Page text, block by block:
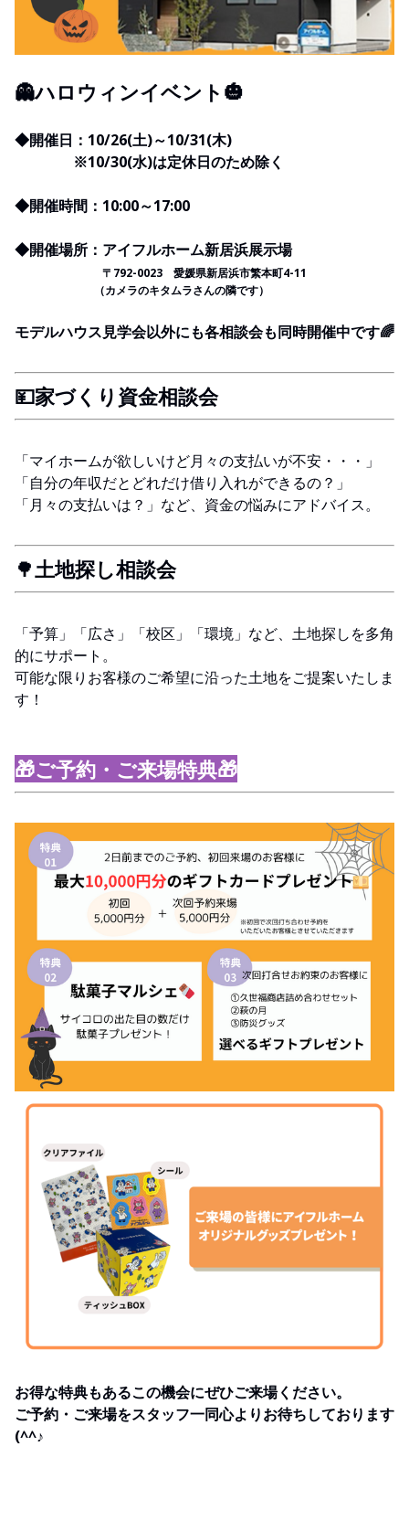
👻ハロウィンイベント🎃
◆開催日：10/26(土)～10/31(木)
※10/30(水)は定休日のため除く
◆開催時間：10:00～17:00
◆開催場所：アイフルホーム新居浜展示場
〒792-0023 愛媛県新居浜市繁本町4-11
（カメラのキタムラさんの隣です）
モデルハウス見学会以外にも各相談会も同時開催中です🌈
💴家づくり資金相談会
「マイホームが欲しいけど月々の支払いが不安・・・」
「自分の年収だとどれだけ借り入れができるの？」
「月々の支払いは？」など、資金の悩みにアドバイス。
🌳土地探し相談会
「予算」「広さ」「校区」「環境」など、土地探しを多角
的にサポート。
可能な限りお客様のご希望に沿った土地をご提案いたしま
す！
🎁ご予約・ご来場特典🎁
お得な特典もあるこの機会にぜひご来場ください。
ご予約・ご来場をスタッフ一同心よりお待ちしております
(^^♪